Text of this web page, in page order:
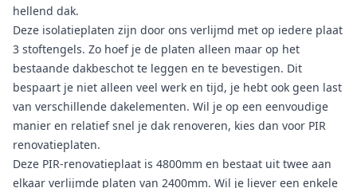
hellend dak.
Deze isolatieplaten zijn door ons verlijmd met op iedere plaat
3 stoftengels. Zo hoef je de platen alleen maar op het
bestaande dakbeschot te leggen en te bevestigen. Dit
bespaart je niet alleen veel werk en tijd, je hebt ook geen last
van verschillende dakelementen. Wil je op een eenvoudige
manier en relatief snel je dak renoveren, kies dan voor PIR
renovatieplaten.
Deze PIR-renovatieplaat is 4800mm en bestaat uit twee aan
elkaar verlijmde platen van 2400mm. Wil je liever een enkele